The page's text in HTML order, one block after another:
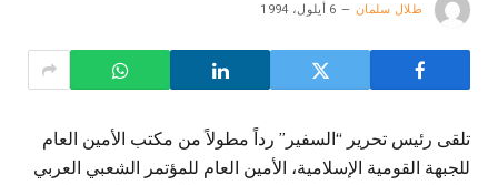
طلال سلمان 6 أيلول، 1994
تلقى رئيس تحرير “السفير” رداً مطولاً من مكتب الأمين العام
للجبهة القومية الإسلامية، الأمين العام للمؤتمر الشعبي العربي